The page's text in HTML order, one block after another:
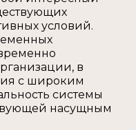
условий.
в
с широким
системы
насущным